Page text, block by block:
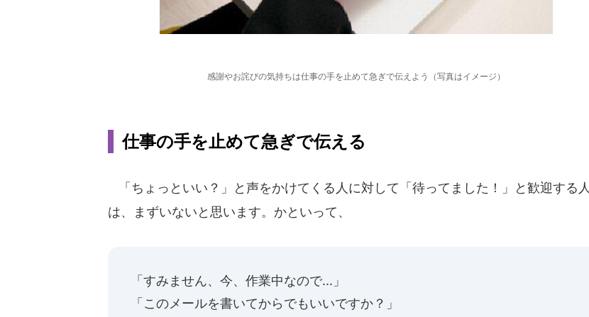
感謝やお詫びの気持ちは仕事の手を止めて急ぎで伝えよう（写真はイメージ）
仕事の手を止めて急ぎで伝える
「ちょっといい？」と声をかけてくる人に対して「待ってました！」と歓迎する人
は、まずいないと思います。かといって、
「すみません、今、作業中なので...」
「このメールを書いてからでもいいですか？」